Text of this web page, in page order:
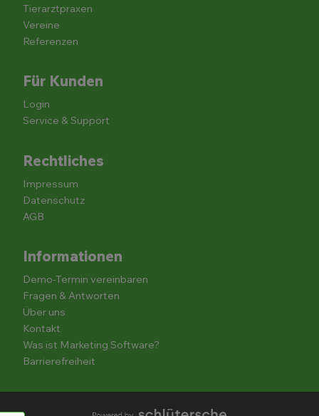
Tierarztpraxen
Vereine
Referenzen
Für Kunden
Login
Service & Support
Rechtliches
Impressum
Datenschutz
AGB
Informationen
Demo-Termin vereinbaren
Fragen & Antworten
Über uns
Kontakt
Was ist Marketing Software?
Barrierefreiheit